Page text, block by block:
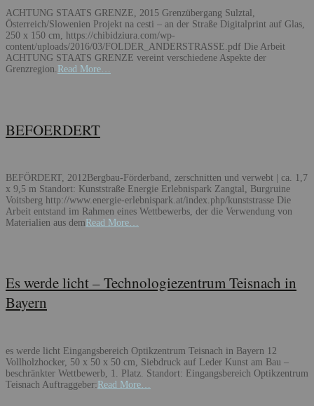
ACHTUNG STAATS GRENZE, 2015 Grenzübergang Sulztal,
Österreich/Slowenien Projekt na cesti – an der Straße Digitalprint auf Glas,
250 x 150 cm, https://chibidziura.com/wp-
content/uploads/2016/03/FOLDER_ANDERSTRASSE.pdf Die Arbeit
ACHTUNG STAATS GRENZE vereint verschiedene Aspekte der
Grenzregion. Read More…
BEFOERDERT
BEFÖRDERT, 2012Bergbau-Förderband, zerschnitten und verwebt | ca. 1,7
x 9,5 m Standort: Kunststraße Energie Erlebnispark Zangtal, Burgruine
Voitsberg http://www.energie-erlebnispark.at/index.php/kunststrasse Die
Arbeit entstand im Rahmen eines Wettbewerbs, der die Verwendung von
Materialien aus dem Read More…
Es werde licht – Technologiezentrum Teisnach in
Bayern
es werde licht Eingangsbereich Optikzentrum Teisnach in Bayern 12
Vollholzhocker, 50 x 50 x 50 cm, Siebdruck auf Leder Kunst am Bau –
beschränkter Wettbewerb, 1. Platz. Standort: Eingangsbereich Optikzentrum
Teisnach Auftraggeber: Read More…